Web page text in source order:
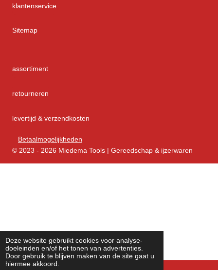
Deze website gebruikt cookies voor analyse-
doeleinden en/of het tonen van advertenties.
Door gebruik te blijven maken van de site gaat u
hiermee akkoord.
klantenservice
Sitemap
assortiment
retourneren
levertijd & verzendkosten
Betaalmogelijkheden
© 2023 - 2026 Miedema Tools | Gereedschap & ijzerwaren